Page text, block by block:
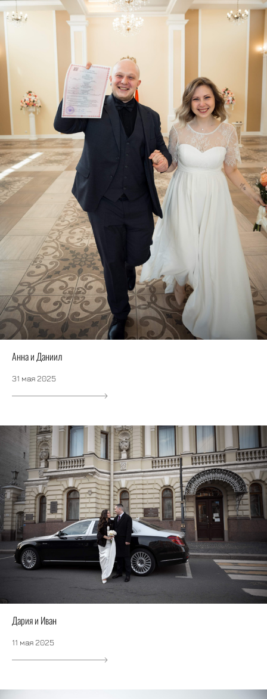
Анна и Даниил
31 мая 2025
Дария и Иван
11 мая 2025